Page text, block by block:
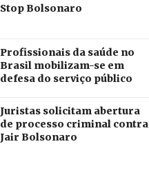
Stop Bolsonaro
Profissionais da saúde no
Brasil mobilizam-se em
defesa do serviço público
Juristas solicitam abertura
de processo criminal contra
Jair Bolsonaro